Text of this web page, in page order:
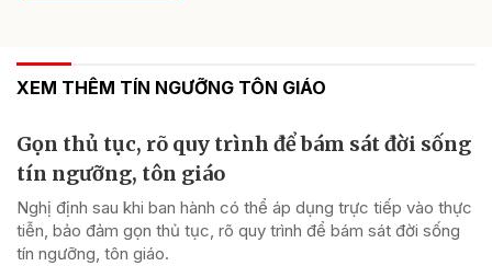
XEM THÊM TÍN NGƯỠNG TÔN GIÁO
Gọn thủ tục, rõ quy trình để bám sát đời sống
tín ngưỡng, tôn giáo
Nghị định sau khi ban hành có thể áp dụng trực tiếp vào thực
tiễn, bảo đảm gọn thủ tục, rõ quy trình để bám sát đời sống
tín ngưỡng, tôn giáo.